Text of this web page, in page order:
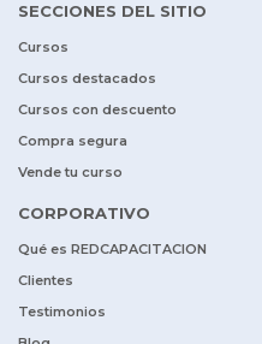
SECCIONES DEL SITIO
Cursos
Cursos destacados
Cursos con descuento
Compra segura
Vende tu curso
CORPORATIVO
Qué es REDCAPACITACION
Clientes
Testimonios